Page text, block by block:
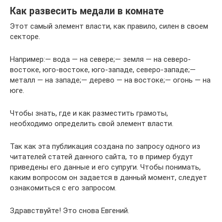
Как развесить медали в комнате
Этот самый элемент власти, как правило, силен в своем
секторе.
Например:— вода — на севере;— земля — на северо-
востоке, юго-востоке, юго-западе, северо-западе;—
металл — на западе;— дерево — на востоке;— огонь — на
юге.
Чтобы знать, где и как разместить грамоты,
необходимо определить свой элемент власти.
Так как эта публикация создана по запросу одного из
читателей статей данного сайта, то в пример будут
приведены его данные и его супруги. Чтобы понимать,
каким вопросом он задается в данный момент, следует
ознакомиться с его запросом.
Здравствуйте! Это снова Евгений.